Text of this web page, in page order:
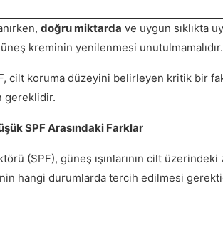
doğru miktarda ve uygun sıklıkta
kreminin yenilenmesi unutulmamalıdır.
cilt koruma düzeyini belirleyen kritik bir
gereklidir.
SPF Arasındaki Farklar
(SPF), güneş ışınlarının cilt
hangi durumlarda tercih edilmesi